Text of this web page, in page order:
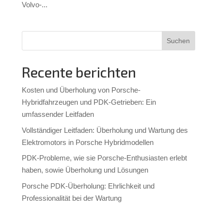
Volvo-...
Suchen
Recente berichten
Kosten und Überholung von Porsche-
Hybridfahrzeugen und PDK-Getrieben: Ein
umfassender Leitfaden
Vollständiger Leitfaden: Überholung und Wartung des
Elektromotors in Porsche Hybridmodellen
PDK-Probleme, wie sie Porsche-Enthusiasten erlebt
haben, sowie Überholung und Lösungen
Porsche PDK-Überholung: Ehrlichkeit und
Professionalität bei der Wartung